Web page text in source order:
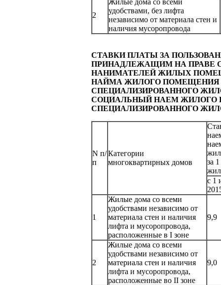
2
удобствами, без лифта
независимо от материала стен и
наличия мусоропровода
СТАВКИ ПЛАТЫ ЗА
ПРИНАДЛЕЖАЩИМ НА ПРАВЕ
НАНИМАТЕЛЕЙ ЖИЛЫХ
НАЙМА ЖИЛОГО ПОМЕЩЕНИЯ
СПЕЦИАЛИЗИРОВАННОГО
СОЦИАЛЬНЫЙ НАЕМ ЖИЛОГО
СПЕЦИАЛИЗИРОВАННОГО
N п/
п
Категории
многоквартирных домов
за
с 1
1
Жилые дома со всеми
удобствами независимо от
материала стен и наличия
лифта и мусоропровода,
расположенные в I зоне
9,9
2
Жилые дома со всеми
удобствами независимо от
материала стен и наличия
лифта и мусоропровода,
расположенные во II зоне
9,0